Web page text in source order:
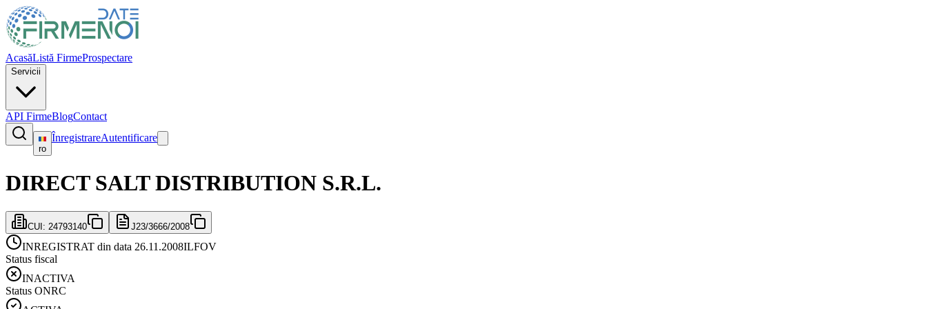
AcasăListă FirmeProspectare
Servicii
API FirmeBlogContact
ro
ÎnregistrareAutentificare
DIRECT SALT DISTRIBUTION S.R.L.
CUI: 24793140 J23/3666/2008
INREGISTRAT din data 26.11.2008ILFOV
Status fiscal
INACTIVA
Status ONRC